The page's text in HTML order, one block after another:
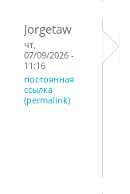
Jorgetaw
чт,
07/09/2026 -
11:16
постоянная
ссылка
(permalink)